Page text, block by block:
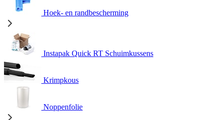
Hoek- en randbescherming
Instapak Quick RT Schuimkussens
Krimpkous
Noppenfolie